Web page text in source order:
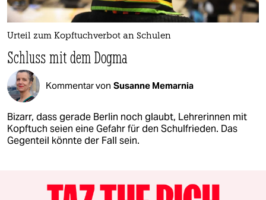
Urteil zum Kopftuchverbot an Schulen
Schluss mit dem Dogma
Kommentar von Susanne Memarnia
Bizarr, dass gerade Berlin noch glaubt, Lehrerinnen mit
Kopftuch seien eine Gefahr für den Schulfrieden. Das
Gegenteil könnte der Fall sein.